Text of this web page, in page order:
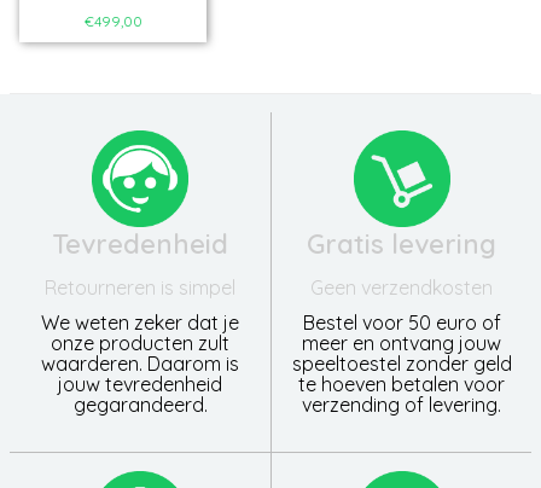
€499,00
Tevredenheid
Retourneren is simpel
We weten zeker dat je
onze producten zult
waarderen. Daarom is
jouw tevredenheid
gegarandeerd.
Gratis levering
Geen verzendkosten
Bestel voor 50 euro of
meer en ontvang jouw
speeltoestel zonder geld
te hoeven betalen voor
verzending of levering.